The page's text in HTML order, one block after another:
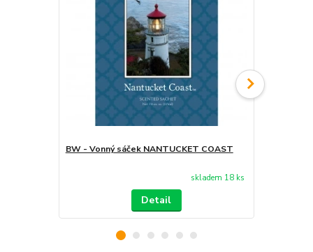
BW - Vonný sáček NANTUCKET COAST
skladem 18 ks
Detail